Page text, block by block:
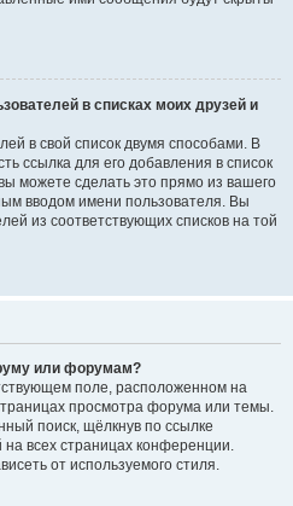
в списках моих друзей и
в свой список двумя способами. В
ссылка для его добавления в список
можете сделать это прямо из вашего
вводом имени пользователя. Вы
из соответствующих списков на той
или форумам?
поле, расположенном на
просмотра форума или темы.
поиск, щёлкнув по ссылке
всех страницах конференции.
от используемого стиля.